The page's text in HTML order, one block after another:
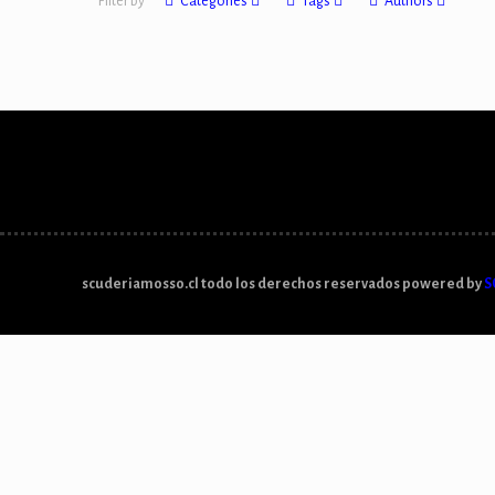
scuderiamosso.cl todo los derechos reservados powered by